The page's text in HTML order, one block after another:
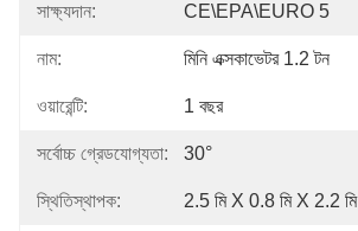
সাক্ষ্যদান: CE\EPA\EURO 5
নাম: মিনি এক্সকাভেটর 1.2 টন
ওয়ারেন্টি: 1 বছর
সর্বোচ্চ গ্রেডযোগ্যতা: 30°
স্থিতিস্থাপক: 2.5 মি X 0.8 মি X 2.2 মি